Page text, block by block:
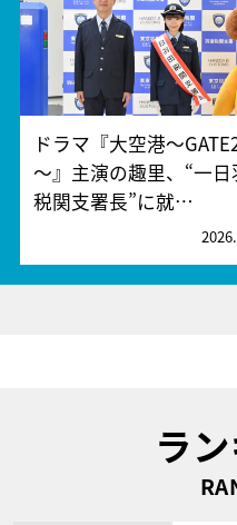
ドラマ『大空港～
～』主演の趣里、“一日
税関支署長”に就…
ラ